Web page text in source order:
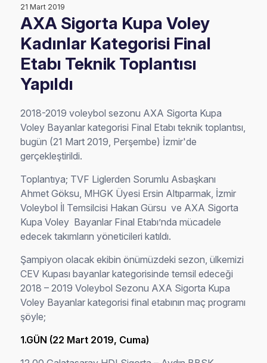
21 Mart 2019
AXA Sigorta Kupa Voley
Kadınlar Kategorisi Final
Etabı Teknik Toplantısı
Yapıldı
2018-2019 voleybol sezonu AXA Sigorta Kupa
Voley Bayanlar kategorisi Final Etabı teknik toplantısı,
bugün (21 Mart 2019, Perşembe) İzmir'de
gerçekleştirildi.
Toplantıya; TVF Liglerden Sorumlu Asbaşkanı
Ahmet Göksu, MHGK Üyesi Ersin Altıparmak, İzmir
Voleybol İl Temsilcisi Hakan Gürsu ve AXA Sigorta
Kupa Voley Bayanlar Final Etabı’nda mücadele
edecek takımların yöneticileri katıldı.
Şampiyon olacak ekibin önümüzdeki sezon, ülkemizi
CEV Kupası bayanlar kategorisinde temsil edeceği
2018 – 2019 Voleybol Sezonu AXA Sigorta Kupa
Voley Bayanlar kategorisi final etabının maç programı
şöyle;
1.GÜN (22 Mart 2019, Cuma)